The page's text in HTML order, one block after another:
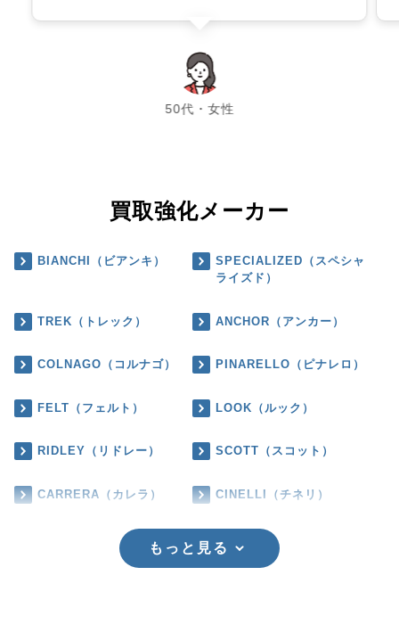
50代・女性
chevron_left chevron_right
買取強化メーカー
BIANCHI（ビアンキ）
SPECIALIZED（スペシャ
ライズド）
TREK（トレック） ANCHOR（アンカー）
COLNAGO（コルナゴ） PINARELLO（ピナレロ）
FELT（フェルト） LOOK（ルック）
RIDLEY（リドレー） SCOTT（スコット）
CARRERA（カレラ） CINELLI（チネリ）
もっと見る